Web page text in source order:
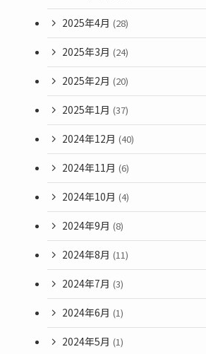
2025年4月 (28)
2025年3月 (24)
2025年2月 (20)
2025年1月 (37)
2024年12月 (40)
2024年11月 (6)
2024年10月 (4)
2024年9月 (8)
2024年8月 (11)
2024年7月 (3)
2024年6月 (1)
2024年5月 (1)